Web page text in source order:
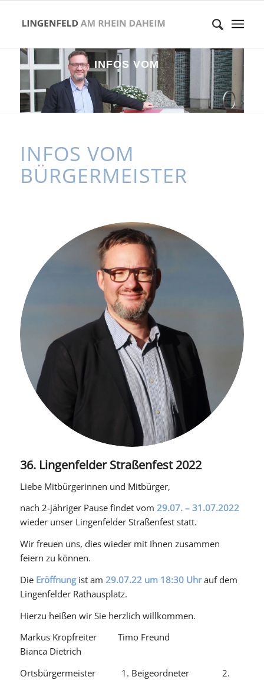
INFOS VOM
BÜ E RMEI TE
INFOS VOM
BÜRGERMEISTER
36. Lingenfelder Straßenfest 2022
Liebe Mitbürgerinnen und Mitbürger,
nach 2-jähriger Pause findet vom 29.07. – 31.07.2022
wieder unser Lingenfelder Straßenfest statt.
Wir freuen uns, dies wieder mit Ihnen zusammen
feiern zu können.
Die Eröffnungist am 29.07.22 um 18:30 Uhrauf dem
Lingenfelder Rathausplatz.
Hierzu heißen wir Sie herzlich willkommen.
Markus Kropfreiter Timo Freund
Bianca Dietrich
Ortsbürgermeister 1. Beigeordneter 2.